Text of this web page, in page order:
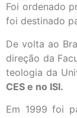
Foi ordenado
foi destinado
De volta ao
direção da
teologia da
CES e no ISI.
Em 1999 foi